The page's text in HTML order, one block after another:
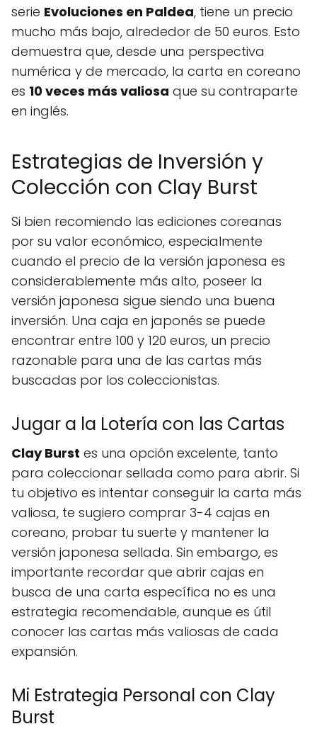
serie Evoluciones en Paldea, tiene un precio
mucho más bajo, alrededor de 50 euros. Esto
demuestra que, desde una perspectiva
numérica y de mercado, la carta en coreano
es 10 veces más valiosa que su contraparte
en inglés.
Estrategias de Inversión y
Colección con Clay Burst
Si bien recomiendo las ediciones coreanas
por su valor económico, especialmente
cuando el precio de la versión japonesa es
considerablemente más alto, poseer la
versión japonesa sigue siendo una buena
inversión. Una caja en japonés se puede
encontrar entre 100 y 120 euros, un precio
razonable para una de las cartas más
buscadas por los coleccionistas.
Jugar a la Lotería con las Cartas
Clay Burst es una opción excelente, tanto
para coleccionar sellada como para abrir. Si
tu objetivo es intentar conseguir la carta más
valiosa, te sugiero comprar 3-4 cajas en
coreano, probar tu suerte y mantener la
versión japonesa sellada. Sin embargo, es
importante recordar que abrir cajas en
busca de una carta específica no es una
estrategia recomendable, aunque es útil
conocer las cartas más valiosas de cada
expansión.
Mi Estrategia Personal con Clay
Burst